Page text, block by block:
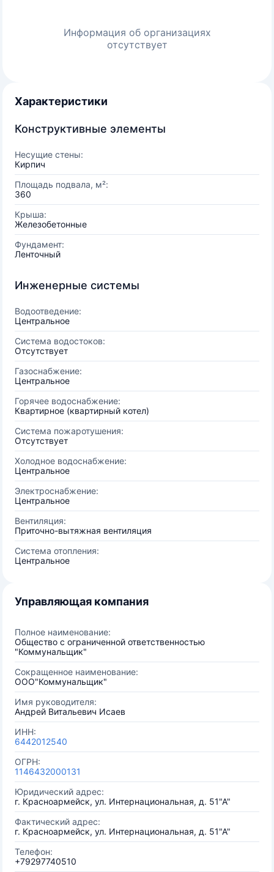
Информация об организациях
отсутствует
Характеристики
Конструктивные элементы
Несущие стены:
Кирпич
Площадь подвала, м²:
360
Крыша:
Железобетонные
Фундамент:
Ленточный
Инженерные системы
Водоотведение:
Центральное
Система водостоков:
Отсутствует
Газоснабжение:
Центральное
Горячее водоснабжение:
Квартирное (квартирный котел)
Система пожаротушения:
Отсутствует
Холодное водоснабжение:
Центральное
Электроснабжение:
Центральное
Вентиляция:
Приточно-вытяжная вентиляция
Система отопления:
Центральное
Управляющая компания
Полное наименование:
Общество с ограниченной ответственностью
"Коммунальщик"
Сокращенное наименование:
ООО"Коммунальщик"
Имя руководителя:
Андрей Витальевич Исаев
ИНН:
6442012540
ОГРН:
1146432000131
Юридический адрес:
г. Красноармейск, ул. Интернациональная, д. 51"А"
Фактический адрес:
г. Красноармейск, ул. Интернациональная, д. 51"А"
Телефон:
+79297740510